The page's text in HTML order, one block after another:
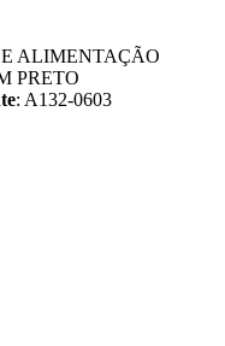
ALIMENTAÇÃO
PRETO
: A132-0603